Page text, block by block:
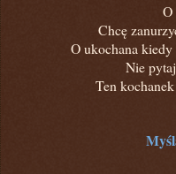
O
Chcę
O ukochana kiedy
Nie
Ten